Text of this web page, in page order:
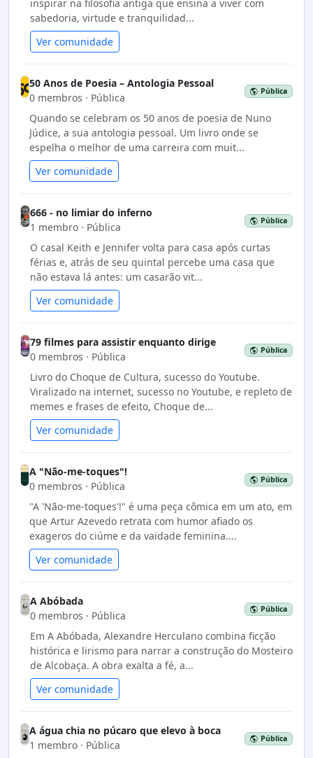
inspirar na filosofia antiga que ensina a viver com
sabedoria, virtude e tranquilidad...
Ver comunidade
50 Anos de Poesia – Antologia Pessoal
0 membros · Pública
Pública
Quando se celebram os 50 anos de poesia de Nuno
Júdice, a sua antologia pessoal. Um livro onde se
espelha o melhor de uma carreira com muit...
Ver comunidade
666 - no limiar do inferno
1 membro · Pública
Pública
O casal Keith e Jennifer volta para casa após curtas
férias e, atrás de seu quintal percebe uma casa que
não estava lá antes: um casarão vit...
Ver comunidade
79 filmes para assistir enquanto dirige
0 membros · Pública
Pública
Livro do Choque de Cultura, sucesso do Youtube.
Viralizado na internet, sucesso no Youtube, e repleto de
memes e frases de efeito, Choque de...
Ver comunidade
A "Não-me-toques"!
0 membros · Pública
Pública
"A 'Não-me-toques'!" é uma peça cômica em um ato, em
que Artur Azevedo retrata com humor afiado os
exageros do ciúme e da vaidade feminina....
Ver comunidade
A Abóbada
0 membros · Pública
Pública
Em A Abóbada, Alexandre Herculano combina ficção
histórica e lirismo para narrar a construção do Mosteiro
de Alcobaça. A obra exalta a fé, a...
Ver comunidade
A água chia no púcaro que elevo à boca
1 membro · Pública
Pública